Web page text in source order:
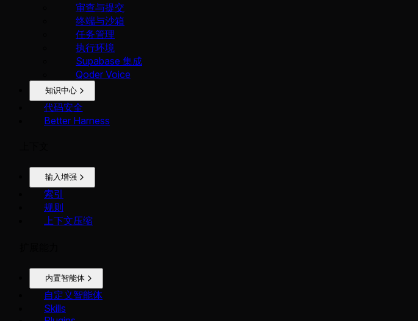
审查与提交
终端与沙箱
任务管理
执行环境
Supabase 集成
Qoder Voice
知识中心
代码安全
Better Harness
输入增强
索引
规则
上下文压缩
内置智能体
自定义智能体
Skills